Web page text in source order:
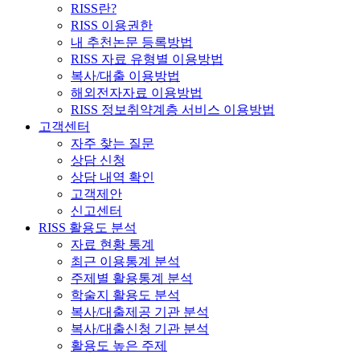
RISS란?
RISS 이용권한
내 추천논문 등록방법
RISS 자료 유형별 이용방법
복사/대출 이용방법
해외전자자료 이용방법
RISS 정보취약계층 서비스 이용방법
고객센터
자주 찾는 질문
상담 신청
상담 내역 확인
고객제안
신고센터
RISS 활용도 분석
자료 현황 통계
최근 이용통계 분석
주제별 활용통계 분석
학술지 활용도 분석
복사/대출제공 기관 분석
복사/대출신청 기관 분석
활용도 높은 주제